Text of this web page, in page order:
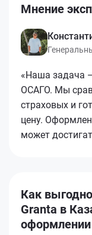
Мнение
«Наша задача
ОСАГО. Мы
страховых и
цену.
может
Как
Granta в
оформлении